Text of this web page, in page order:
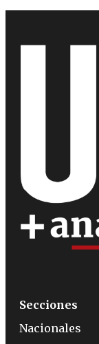
Secciones
Nacionales